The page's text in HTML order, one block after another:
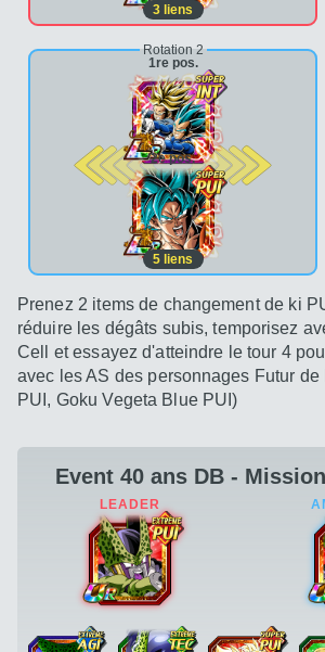
3 liens
Rotation 2
1re pos.
2e pos.
5 liens
Prenez 2 items de changement de ki
réduire les dégâts subis, temporisez
Cell et essayez d'atteindre le tour 4
avec les AS des personnages Futur
PUI, Goku Vegeta Blue PUI)
Event 40 ans DB - Mission